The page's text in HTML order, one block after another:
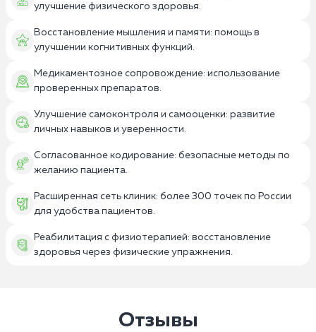
улучшение физического здоровья.
Восстановление мышления и памяти: помощь в
улучшении когнитивных функций.
Медикаментозное сопровождение: использование
проверенных препаратов.
Улучшение самоконтроля и самооценки: развитие
личных навыков и уверенности.
Согласованное кодирование: безопасные методы по
желанию пациента.
Расширенная сеть клиник: более 300 точек по России
для удобства пациентов.
Реабилитация с физиотерапией: восстановление
здоровья через физические упражнения.
Отзывы